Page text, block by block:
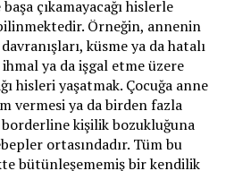
çıkamayacağı hislerle
Örneğin, annenin
küsme ya da hatalı
ya da işgal etme üzere
hisleri yaşatmak. Çocuğa anne
vermesi ya da birden fazla
kişilik bozukluğuna
ortasındadır. Tüm bu
bütünleşememiş bir kendilik